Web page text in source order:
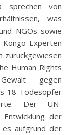
sprechen von
was
NGOs sowie
Experten
zurückgewiesen
Human Rights
gegen
18 Todesopfer
Der UN-
der
aufgrund der